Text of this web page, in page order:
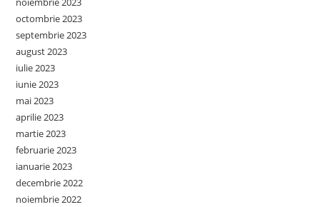
octombrie 2023
septembrie 2023
august 2023
iulie 2023
iunie 2023
mai 2023
aprilie 2023
martie 2023
februarie 2023
ianuarie 2023
decembrie 2022
noiembrie 2022